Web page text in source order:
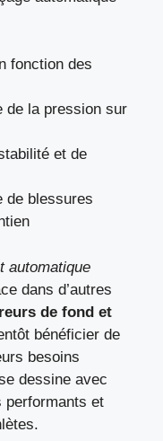
fonction des
de la pression sur
et de
de blessures
automatique
dans d’autres
de fond et
bénéficier de
besoins
dessine avec
performants et